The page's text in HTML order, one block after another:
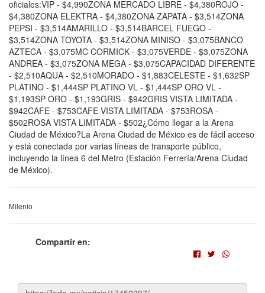
oficiales:VIP - $4,990ZONA MERCADO LIBRE - $4,380ROJO -
$4,380ZONA ELEKTRA - $4,380ZONA ZAPATA - $3,514ZONA
PEPSI - $3,514AMARILLO - $3,514BARCEL FUEGO -
$3,514ZONA TOYOTA - $3,514ZONA MINISO - $3,075BANCO
AZTECA - $3,075MC CORMICK - $3,075VERDE - $3,075ZONA
ANDREA - $3,075ZONA MEGA - $3,075CAPACIDAD DIFERENTE
- $2,510AQUA - $2,510MORADO - $1,883CELESTE - $1,632SP
PLATINO - $1,444SP PLATINO VL - $1,444SP ORO VL -
$1,193SP ORO - $1,193GRIS - $942GRIS VISTA LIMITADA -
$942CAFE - $753CAFE VISTA LIMITADA - $753ROSA -
$502ROSA VISTA LIMITADA - $502¿Cómo llegar a la Arena
Ciudad de México?La Arena Ciudad de México es de fácil acceso
y está conectada por varias líneas de transporte público,
incluyendo la línea 6 del Metro (Estación Ferrería/Arena Ciudad
de México).
Milenio
Compartir en: